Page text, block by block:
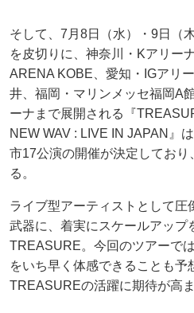
そして、7月8日（水）・9日（
を皮切りに、神奈川・Kアリー
ARENA KOBE、愛知・IGアリ
井、福岡・マリンメッセ福岡A
ーナまで展開される『
NEW WAV : LIVE IN JAPAN』
市17公演の開催が決定してお
る。
ライブ型アーティストとして圧
武器に、着実にスケールアップ
TREASURE。今回のツアーで
をいち早く体感できることも予
TREASUREの活躍に期待が高ま